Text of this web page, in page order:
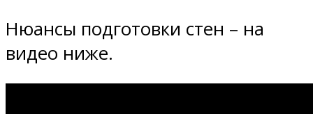
Нюансы подготовки стен – на
видео ниже.